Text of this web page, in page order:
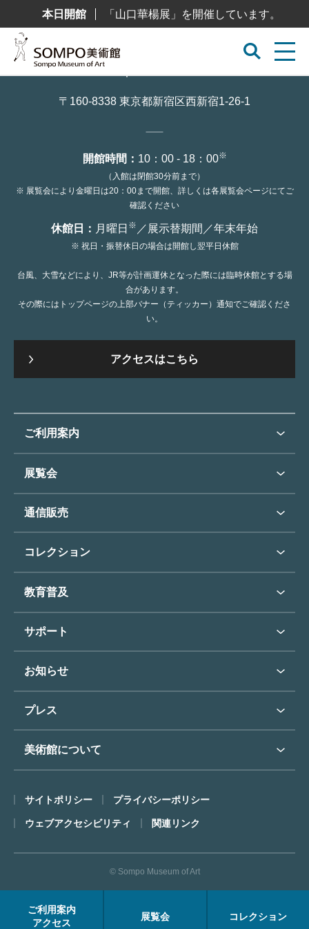
テ
本日開館 「山口華楊展」を開催しています。
ご利用案内
アクセス
展覧会 コレクション
〒160-8338 東京都新宿区西新宿1-26-1
開館時間： 10：00 - 18：00※
（入館は閉館30分前まで）
※ 展覧会により金曜日は20：00まで開館、詳しくは各展覧会ページにてご
確認ください
休館日： 月曜日 ※ ／展示替期間／年末年始
※ 祝日・振替休日の場合は開館し翌平日休館
台風、大雪などにより、JR等が計画運休となった際には臨時休館とする場
合があります。
その際にはトップページの上部バナー（ティッカー）通知でご確認くださ
い。
アクセスはこちら
ご利用案内
ご利用案内トップ
開館時間・休館日
アクセス
団体のご利用について
バリアフリー／小さなお子様
フロアマップ
ミュージアムショップ
カフェ
展覧会
展覧会・イベントトップ
次回の展覧会
展覧会スケジュール
過去の展覧会
通信販売
通信販売トップ
コレクション
コレクショントップ
東郷青児
コレクションハイライト
教育普及
教育普及トップ
オンラインで美術鑑賞
博物館実習について
サポート
よくあるご質問
東郷⻘児作品著作権申請
お知らせ
お知らせトップ
プレス
プレスリリーストップ
美術館について
ごあいさつ
コンセプト
沿革
FACEアーカイブス
サイトポリシー プライバシーポリシー
ウェブアクセシビリティ 関連リンク
© Sompo Museum of Art